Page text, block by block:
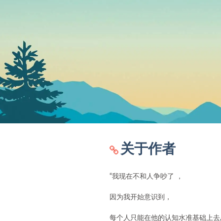
关于作者
“我现在不和人争吵了 ，
因为我开始意识到，
每个人只能在他的认知水准基础上